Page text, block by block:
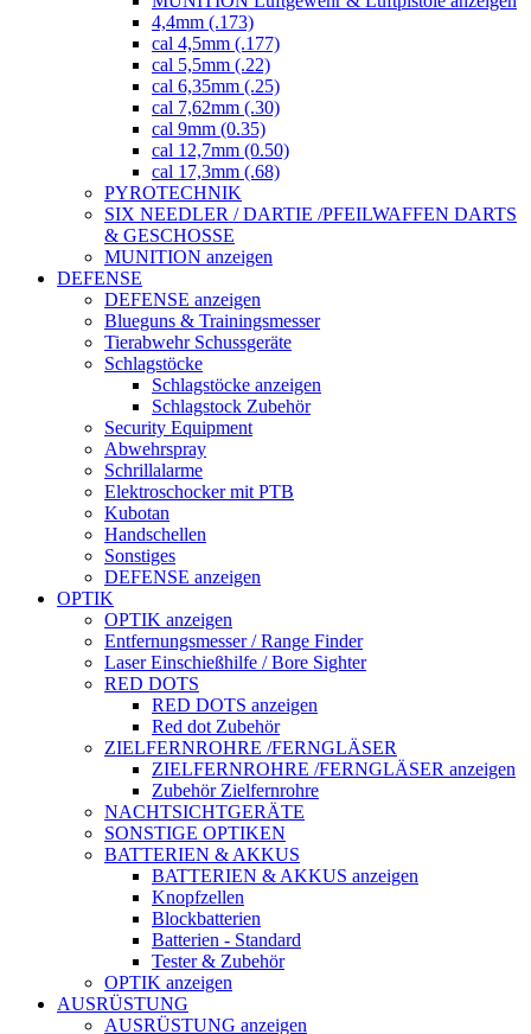
4,4mm (.173)
cal 4,5mm (.177)
cal 5,5mm (.22)
cal 6,35mm (.25)
cal 7,62mm (.30)
cal 9mm (0.35)
cal 12,7mm (0.50)
cal 17,3mm (.68)
PYROTECHNIK
SIX NEEDLER / DARTIE /PFEILWAFFEN DARTS
& GESCHOSSE
MUNITION anzeigen
DEFENSE
DEFENSE anzeigen
Blueguns & Trainingsmesser
Tierabwehr Schussgeräte
Schlagstöcke
Schlagstöcke anzeigen
Schlagstock Zubehör
Security Equipment
Abwehrspray
Schrillalarme
Elektroschocker mit PTB
Kubotan
Handschellen
Sonstiges
DEFENSE anzeigen
OPTIK
OPTIK anzeigen
Entfernungsmesser / Range Finder
Laser Einschießhilfe / Bore Sighter
RED DOTS
RED DOTS anzeigen
Red dot Zubehör
ZIELFERNROHRE /FERNGLÄSER
ZIELFERNROHRE /FERNGLÄSER anzeigen
Zubehör Zielfernrohre
NACHTSICHTGERÄTE
SONSTIGE OPTIKEN
BATTERIEN & AKKUS
BATTERIEN & AKKUS anzeigen
Knopfzellen
Blockbatterien
Batterien - Standard
Tester & Zubehör
OPTIK anzeigen
AUSRÜSTUNG
AUSRÜSTUNG anzeigen